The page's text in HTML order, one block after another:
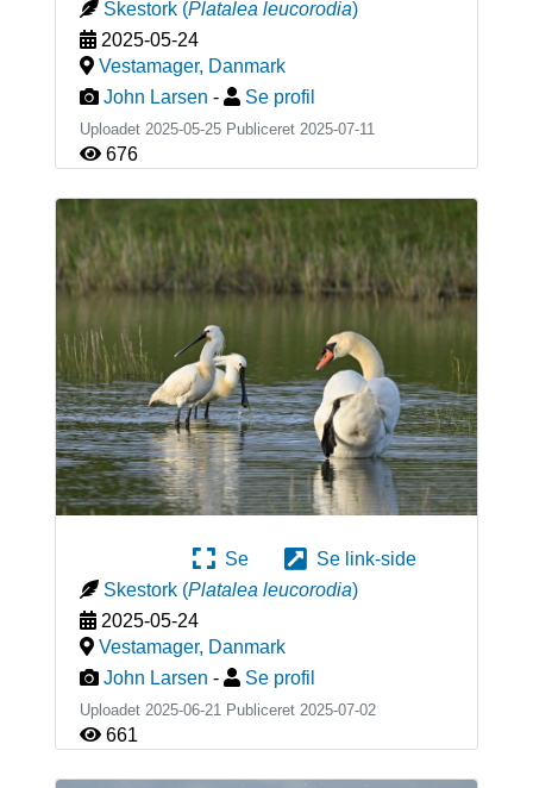
Skestork (Platalea leucorodia)
2025-05-24
Vestamager, Danmark
John Larsen - Se profil
Uploadet 2025-05-25 Publiceret 2025-07-11
676
Se
Se link-side
Skestork (Platalea leucorodia)
2025-05-24
Vestamager, Danmark
John Larsen - Se profil
Uploadet 2025-06-21 Publiceret 2025-07-02
661